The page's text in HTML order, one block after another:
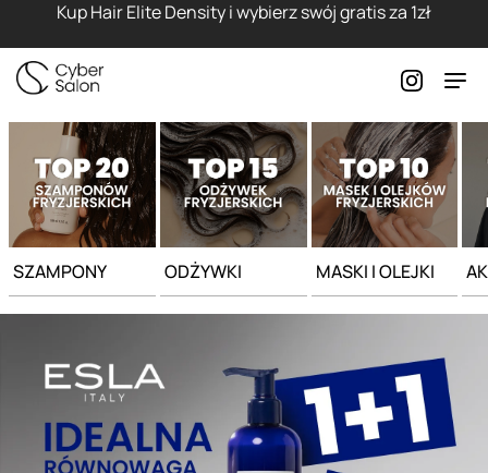
Kup Hair Elite Density i wybierz swój gratis za 1zł
SZAMPONY ODŻYWKI MASKI I OLEJKI
Strona główna - Cyber Salon